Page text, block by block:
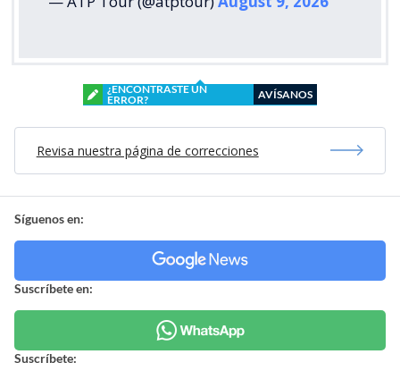
¿ENCONTRASTE UN
ERROR?
AVÍSANOS
Revisa nuestra página de correcciones
Síguenos en:
Suscríbete en:
Suscríbete: